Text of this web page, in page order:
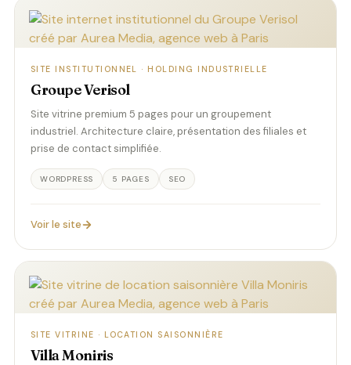
SITE INSTITUTIONNEL · HOLDING INDUSTRIELLE
Groupe Verisol
Site vitrine premium 5 pages pour un groupement
industriel. Architecture claire, présentation des filiales et
prise de contact simplifiée.
WORDPRESS 5 PAGES SEO
Voir le site
SITE VITRINE · LOCATION SAISONNIÈRE
Villa Moniris